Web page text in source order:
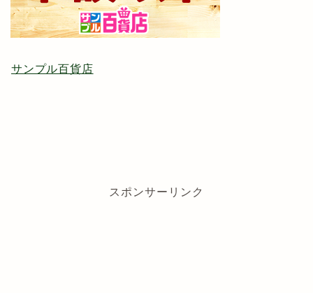
サンプル百貨店
スポンサーリンク